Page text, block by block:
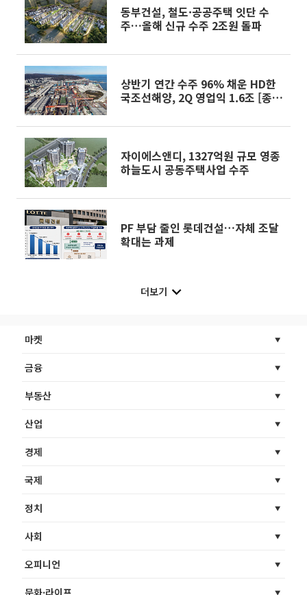
동부건설, 철도·공공주택 잇단 수
주…올해 신규 수주 2조원 돌파
상반기 연간 수주 96% 채운 HD한
국조선해양, 2Q 영업익 1.6조 [종
자이에스앤디, 1327억원 규모 영종
하늘도시 공동주택사업 수주
PF 부담 줄인 롯데건설…자체 조달
확대는 과제
더보기
마켓
금융
부동산
산업
경제
국제
정치
사회
오피니언
문화·라이프